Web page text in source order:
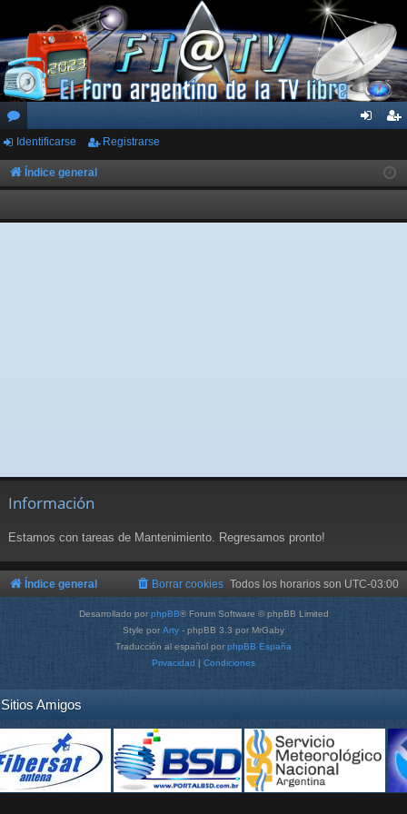
or
os
ar
ist
rs
Identificarse Registrarse
Índice general
Información
Estamos con tareas de Mantenimiento. Regresamos pronto!
Índice general Todos los horarios son UTC-03:00
Borrar cookies
Desarrollado por phpBB® Forum Software © phpBB Limited
Style por Arty - phpBB 3.3 por MrGaby
Traducción al español por phpBB España
Privacidad | Condiciones
Sitios Amigos